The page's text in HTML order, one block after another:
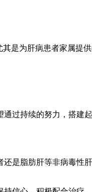
是为肝病患者家属提
过持续的努力，搭建
是脂肪肝等非病毒性